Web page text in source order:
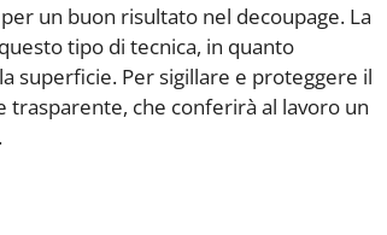
un buon risultato nel decoupage. La
tipo di tecnica, in quanto
superficie. Per sigillare e proteggere il
che conferirà al lavoro un